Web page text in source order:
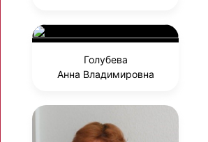
Голубева
Анна Владимировна